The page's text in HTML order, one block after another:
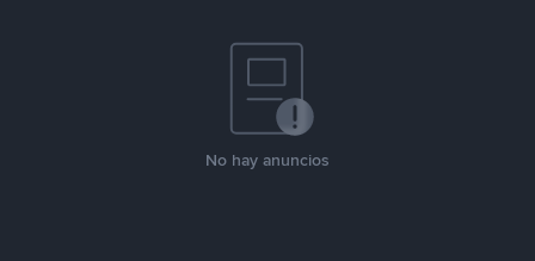
No hay anuncios